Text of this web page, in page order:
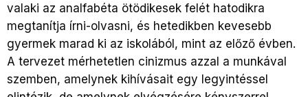
valaki az analfabéta ötödikesek felét hatodikra
megtanítja írni-olvasni, és hetedikben kevesebb
gyermek marad ki az iskolából, mint az előző évben.
A tervezet mérhetetlen cinizmus azzal a munkával
szemben, amelynek kihívásait egy legyintéssel